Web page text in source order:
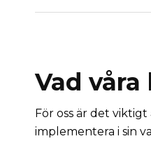
Vad
För oss är det
implementera i sin